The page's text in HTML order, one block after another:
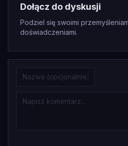
Dołącz do dyskusji
Podziel się swoimi
doświadczeniami.